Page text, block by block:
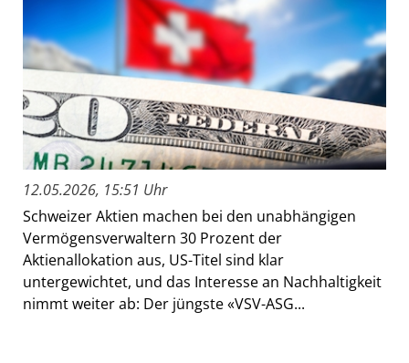
12.05.2026, 15:51 Uhr
Schweizer Aktien machen bei den unabhängigen
Vermögensverwaltern 30 Prozent der
Aktienallokation aus, US-Titel sind klar
untergewichtet, und das Interesse an Nachhaltigkeit
nimmt weiter ab: Der jüngste «VSV-ASG...